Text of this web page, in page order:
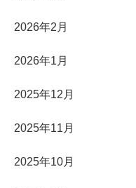
2026年2月
2026年1月
2025年12月
2025年11月
2025年10月